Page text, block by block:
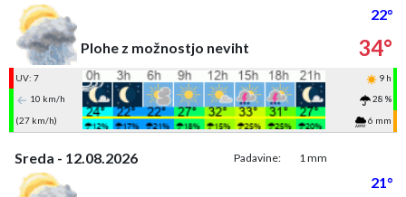
22°
Plohe z možnostjo neviht
34°
UV: 7
9 h
10 km/h
28 %
(27 km/h)
6 mm
Sreda - 12.08.2026 Padavine: 1 mm
21°